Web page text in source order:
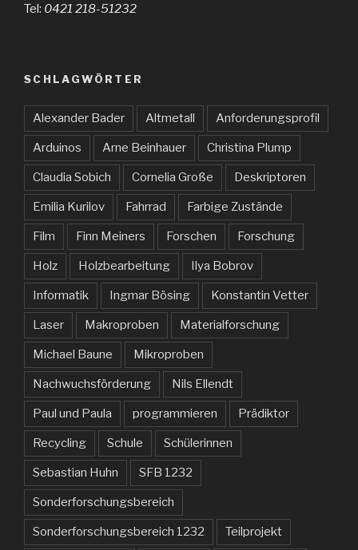
Tel: 0421 218-51232
SCHLAGWÖRTER
Alexander Bader Altmetall Anforderungsprofil
Arduinos Arne Beinhauer Christina Plump
Claudia Sobich Cornelia Große Deskriptoren
Emilia Kurilov Fahrrad Farbige Zustände
Film Finn Meiners Forschen Forschung
Holz Holzbearbeitung Ilya Bobrov
Informatik Ingmar Bösing Konstantin Vetter
Laser Makroproben Materialforschung
Michael Baune Mikroproben
Nachwuchsförderung Nils Ellendt
Paul und Paula programmieren Prädiktor
Recycling Schule Schülerinnen
Sebastian Huhn SFB 1232
Sonderforschungsbereich
Sonderforschungsbereich 1232 Teilprojekt